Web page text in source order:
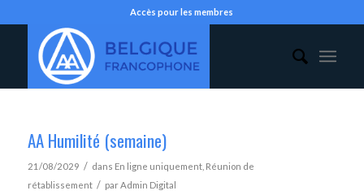
Accès pour les membres
AA Humilité (semaine)
21/08/2029 / dans En ligne uniquement, Réunion de
rétablissement / parAdmin Digital